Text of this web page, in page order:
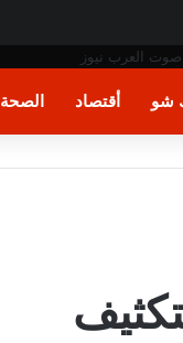
شو أقتصاد الصحة